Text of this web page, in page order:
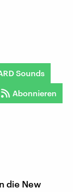
Sounds
Abonnieren
die New